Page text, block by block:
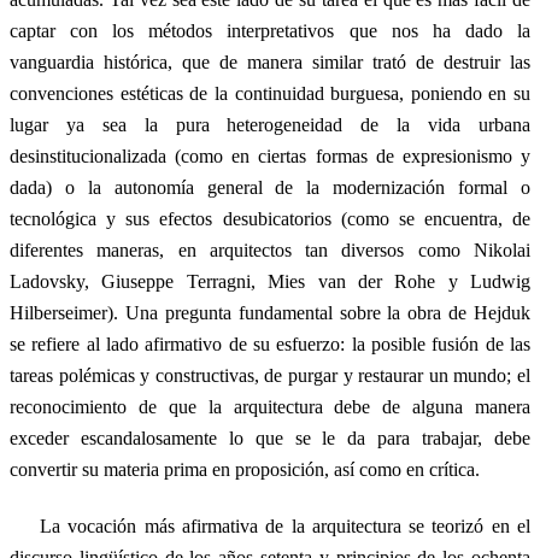
captar con los métodos interpretativos que nos ha dado la
vanguardia histórica, que de manera similar trató de destruir las
convenciones estéticas de la continuidad burguesa, poniendo en su
lugar ya sea la pura heterogeneidad de la vida urbana
desinstitucionalizada (como en ciertas formas de expresionismo y
dada) o la autonomía general de la modernización formal o
tecnológica y sus efectos desubicatorios (como se encuentra, de
diferentes maneras, en arquitectos tan diversos como Nikolai
Ladovsky, Giuseppe Terragni, Mies van der Rohe y Ludwig
Hilberseimer). Una pregunta fundamental sobre la obra de Hejduk
se refiere al lado afirmativo de su esfuerzo: la posible fusión de las
tareas polémicas y constructivas, de purgar y restaurar un mundo; el
reconocimiento de que la arquitectura debe de alguna manera
exceder escandalosamente lo que se le da para trabajar, debe
convertir su materia prima en proposición, así como en crítica.
La vocación más afirmativa de la arquitectura se teorizó en el